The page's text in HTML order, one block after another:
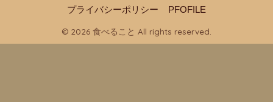
プライバシーポリシー PFOFILE
© 2026 食べること All rights reserved.